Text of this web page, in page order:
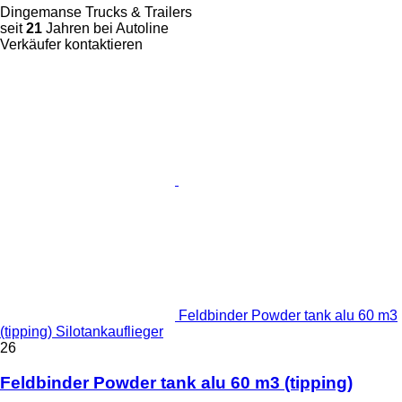
Dingemanse Trucks & Trailers
seit21 Jahren bei Autoline
Verkäufer kontaktieren
Feldbinder Powder tank alu 60 m3
(tipping) Silotankauflieger
26
Feldbinder Powder tank alu 60 m3 (tipping)